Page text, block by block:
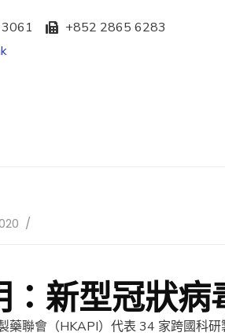
+852 2865 6283
：新型冠狀
藥聯會（HKAPI）代表 34 家跨國科